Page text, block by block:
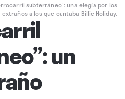
subterráneo”: una elegía por los
a los que cantaba Billie Holiday.
un